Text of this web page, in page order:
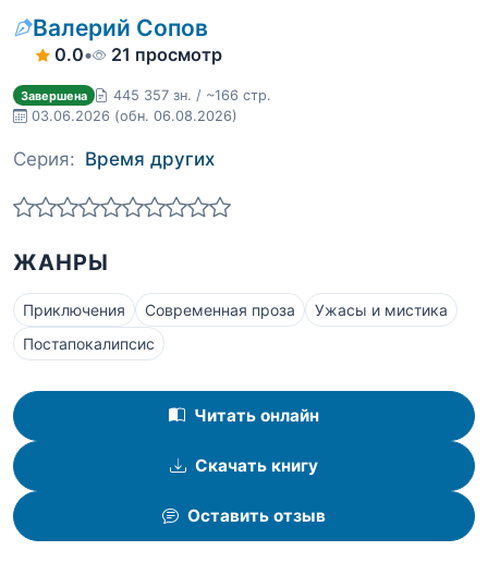
Валерий Сопов
0.0• 21 просмотр
Завершена
445 357 зн. / ~166 стр.
03.06.2026 (обн. 06.08.2026)
Серия: Время других
ЖАНРЫ
Приключения Современная проза
Ужасы и мистика
Постапокалипсис
Читать онлайн
Скачать книгу
Оставить отзыв